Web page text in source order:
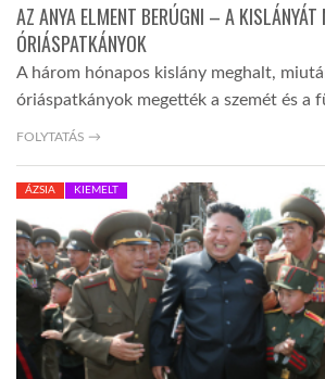
AZ ANYA ELMENT BERÚGNI – A KISLÁNYÁT
ÓRIÁSPATKÁNYOK
A három hónapos kislány meghalt,
óriáspatkányok megették a szemét és a
FOLYTATÁS →
ÁZSIA KIEMELT